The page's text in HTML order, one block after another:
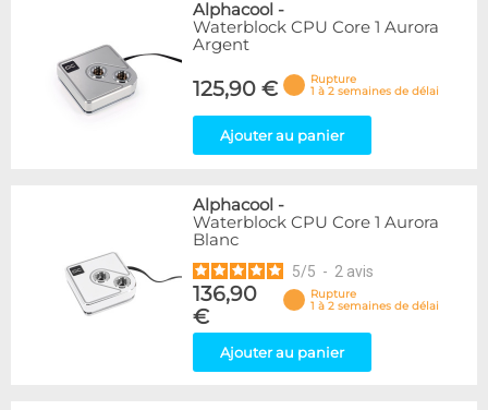
Alphacool -
Waterblock CPU Core 1 Aurora
Argent
125,90 €
Rupture
1 à 2 semaines de délai
Ajouter au panier
Alphacool -
Waterblock CPU Core 1 Aurora
Blanc
5/5 - 2 avis
136,90
€
Rupture
1 à 2 semaines de délai
Ajouter au panier